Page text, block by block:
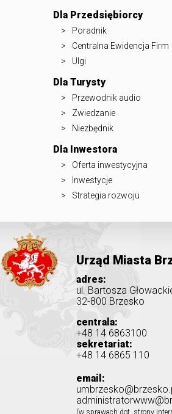
Dla Przedsiębiorcy
Poradnik
Centralna Ewidencja Firm
Ulgi
Dla Turysty
Przewodnik audio
Zwiedzanie
Niezbędnik
Dla Inwestora
Oferta inwestycyjna
Inwestycje
Strategia rozwoju
Urząd Miasta
adres:
ul. Bartosza
32-800 Brzesko
centrala:
+48 14 6863100
sekretariat:
+48 14 6865 110
email: